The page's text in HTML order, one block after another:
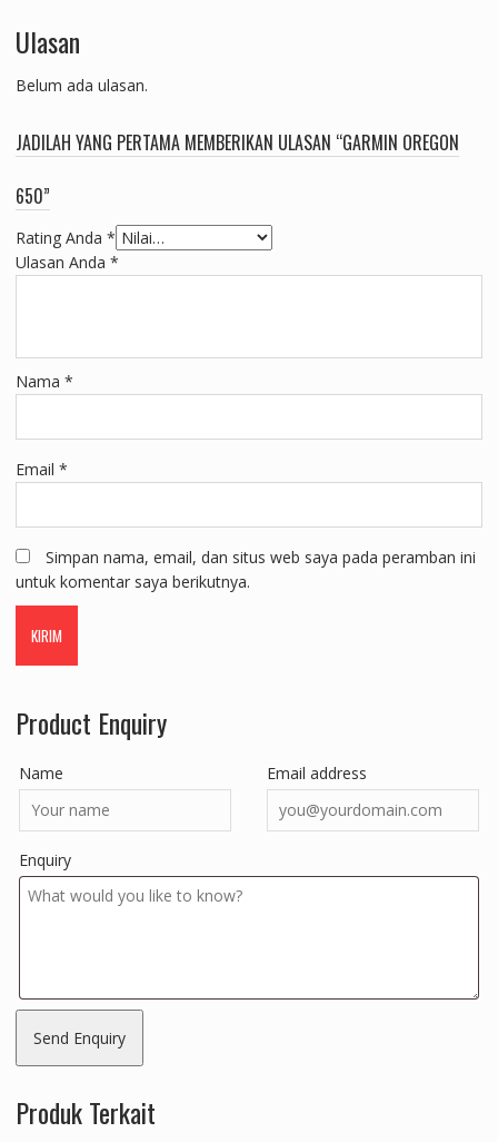
Ulasan
Belum ada ulasan.
JADILAH YANG PERTAMA MEMBERIKAN ULASAN “GARMIN OREGON
650”
Rating Anda *
Ulasan Anda *
Nama *
Email *
Simpan nama, email, dan situs web saya pada peramban ini
untuk komentar saya berikutnya.
Product Enquiry
Name Email address
Enquiry
Produk Terkait